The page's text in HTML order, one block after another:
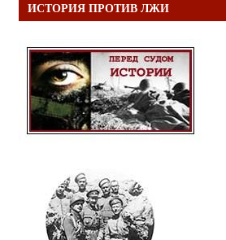
ИСТОРИЯ ПРОТИВ ЛЖИ